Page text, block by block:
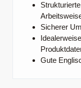
Sicherer
Gute